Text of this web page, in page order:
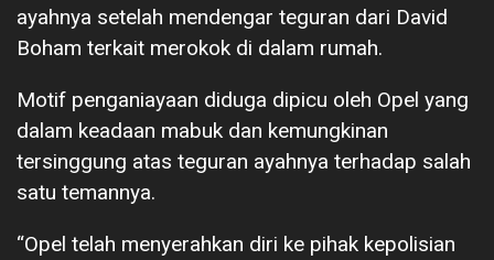
ayahnya setelah mendengar teguran dari David
Boham terkait merokok di dalam rumah.
Motif penganiayaan diduga dipicu oleh Opel yang
dalam keadaan mabuk dan kemungkinan
tersinggung atas teguran ayahnya terhadap salah
satu temannya.
“Opel telah menyerahkan diri ke pihak kepolisian